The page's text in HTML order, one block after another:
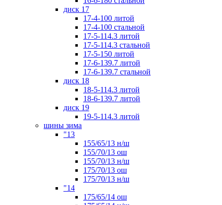
диск 17
17-4-100 литой
17-4-100 стальной
17-5-114.3 литой
17-5-114.3 стальной
17-5-150 литой
17-6-139.7 литой
17-6-139.7 стальной
диск 18
18-5-114.3 литой
18-6-139.7 литой
диск 19
19-5-114.3 литой
шины зима
"13
155/65/13 н/ш
155/70/13 ош
155/70/13 н/ш
175/70/13 ош
175/70/13 н/ш
"14
175/65/14 ош